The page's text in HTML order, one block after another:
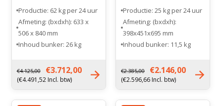
Productie: 62 kg per 24 uur
Afmeting: (bxdxh): 633 x
506 x 840 mm
Inhoud bunker: 26 kg
(L)
Gewicht: 50 kg
€4.125,00 €3.712,00
(€4.491,52 Incl. btw)
Productie: 25 kg per 24 uur
Afmeting: (bxdxh):
398x451x695 mm
Inhoud bunker: 11,5 kg
Gewicht: 34 kg
€2.385,00 €2.146,00
(€2.596,66 Incl. btw)